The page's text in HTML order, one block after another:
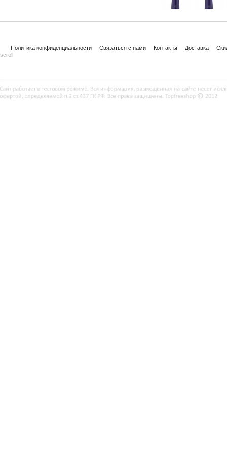
Политика конфиденциальности Связаться с нами Контакты Доставка
scroll